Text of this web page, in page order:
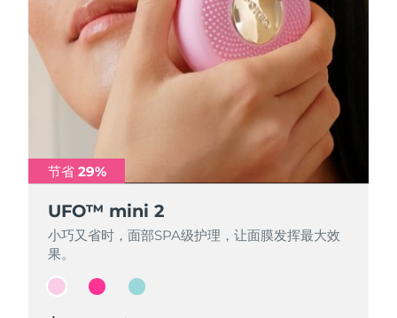
节省 29%
UFO™ mini 2
小巧又省时，面部SPA级护理，让面膜发挥最大效
果。
节省 29%
UFO™ mini 2
小巧又省时，面部SPA级护理，让面膜发挥最大效
果。
节省 29%
UFO™ mini 2
小巧又省时，面部SPA级护理，让面膜发挥最大效
果。